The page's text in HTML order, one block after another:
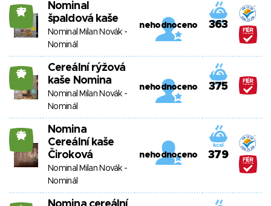
27
Nominal
špaldová kaše
Nominal Milan Novák -
Nominál
nehodnoceno 363
26
Cereální rýžová
kaše Nomina
Nominal Milan Novák -
Nominál
nehodnoceno 375
26
Nomina
Cereální kaše
Čiroková
Nominal Milan Novák -
Nominál
nehodnoceno 379